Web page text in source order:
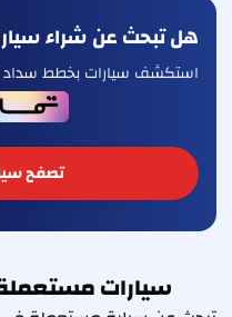
هل تبحث عن شراء
استكشف سيارات بخطط سداد
تصفح
سيارات